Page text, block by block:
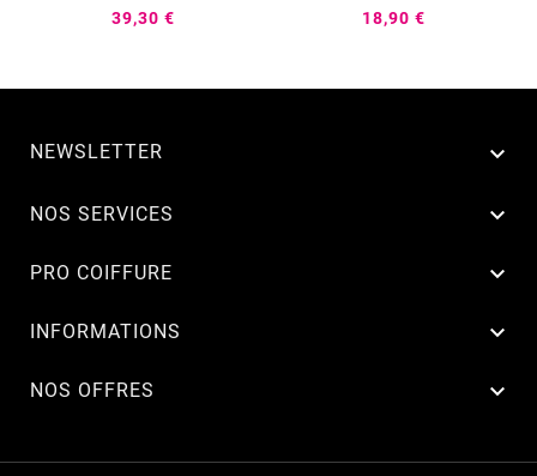
39,30 € 18,90 €
NEWSLETTER 
NOS SERVICES 
PRO COIFFURE 
INFORMATIONS 
NOS OFFRES 